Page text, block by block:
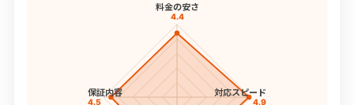
料金の安さ
4.4
対応スピード
4.9
保証内容
4.5